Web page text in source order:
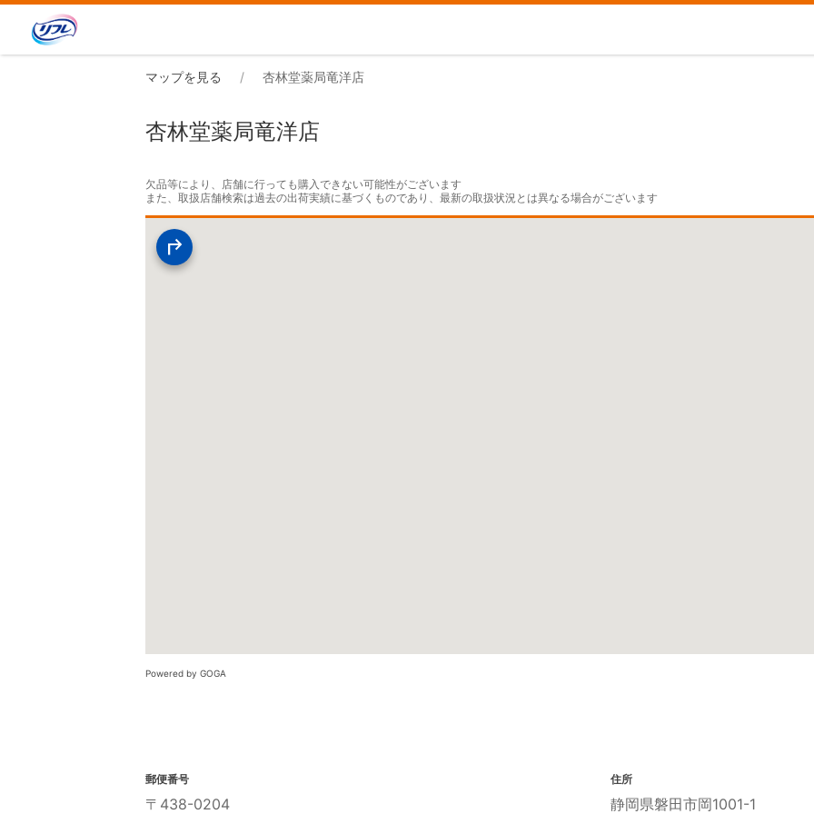
マップを見る 杏林堂薬局竜洋店
杏林堂薬局竜洋店
欠品等により、店舗に行っても購入できない可能性がございます
また、取扱店舗検索は過去の出荷実績に基づくものであり、最新の取扱状況とは異なる場合がございます
Powered by GOGA
郵便番号
〒438-0204
住所
静岡県磐田市岡1001-1